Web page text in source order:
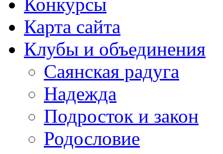
Карта сайта
Клубы и объединения
Саянская радуга
Надежда
Подросток и закон
Родословие